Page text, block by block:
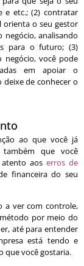
e etc.; (2) contratar
orienta o seu gestor
negócio, analisando
para o futuro; (3)
você pode
em apoiar o
de conhecer o
ao que você já
que você
atento aos erros de
financeira do seu
a ver com controle,
por meio do
até para entender
está tendo e
que você gostaria.